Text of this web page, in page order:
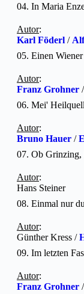
04. In Maria
Autor:
Karl Föderl /
05. Einen
Autor:
Franz Grohner
06. Mei'
Autor:
Bruno Hauer /
07. Ob
Autor:
Hans Steiner
08. Einmal nur
Autor:
Günther Kress /
09. Im letzten
Autor:
Franz Grohner